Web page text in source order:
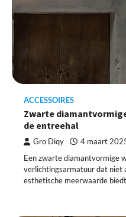
ACCESSOIRES
Zwarte
de entreehal
Gro Diqy 4 maart
Een zwarte diamantvormige
verlichtingsarmatuur dat niet
esthetische meerwaarde